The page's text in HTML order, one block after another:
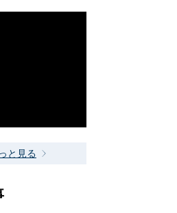
と見る